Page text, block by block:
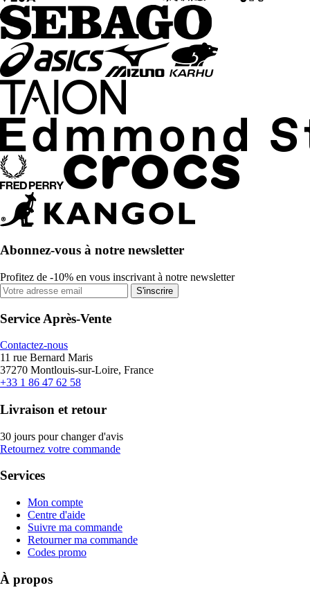
Abonnez-vous à notre newsletter
Profitez de -10% en vous inscrivant à notre newsletter
S'inscrire
Service Après-Vente
Contactez-nous
11 rue Bernard Maris
37270 Montlouis-sur-Loire, France
+33 1 86 47 62 58
Livraison et retour
30 jours pour changer d'avis
Retournez votre commande
Services
Mon compte
Centre d'aide
Suivre ma commande
Retourner ma commande
Codes promo
À propos